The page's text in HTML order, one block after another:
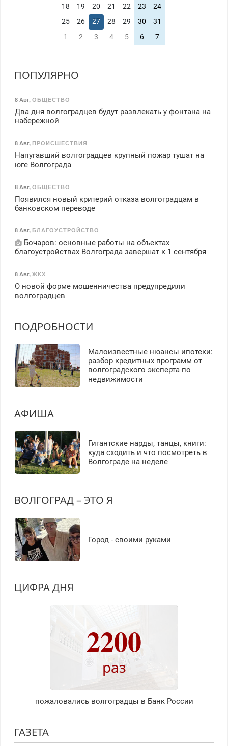
18 19 20 21 22 23
24
25
26 27 28 29 30
31
1
2 3 4 5 6 7
ПОПУЛЯРНО
8 Авг, ОБЩЕСТВО
Два дня волгоградцев будут развлекать у фонтана на
набережной
8 Авг, ПРОИСШЕСТВИЯ
Напугавший волгоградцев крупный пожар тушат на
юге Волгограда
8 Авг, ОБЩЕСТВО
Появился новый критерий отказа волгоградцам в
банковском переводе
8 Авг, БЛАГОУСТРОЙСТВО
Бочаров: основные работы на объектах
благоустройствах Волгограда завершат к 1 сентября
8 Авг, ЖКХ
О новой форме мошенничества предупредили
волгоградцев
ПОДРОБНОСТИ
Малоизвестные нюансы ипотеки:
разбор кредитных программ от
волгоградского эксперта по
недвижимости
АФИША
Гигантские нарды, танцы, книги:
куда сходить и что посмотреть в
Волгограде на неделе
ВОЛГОГРАД – ЭТО Я
Город - своими руками
ЦИФРА ДНЯ
2200
раз
пожаловались волгоградцы в Банк России
ГАЗЕТА